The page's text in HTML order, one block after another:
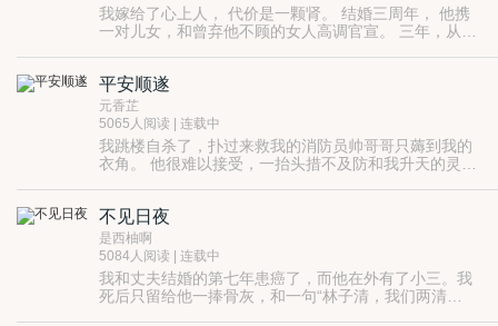
我嫁给了心上人， 代价是一颗肾。 结婚三周年， 他携
一对儿女，和曾弃他不顾的女人高调官宣。 三年，从未
平安顺遂
元香芷
5065人阅读 | 连载中
我跳楼自杀了，扑过来救我的消防员帅哥哥只薅到我的
衣角。 他很难以接受，一抬头措不及防和我升天的灵魂
不见日夜
是西柚啊
5084人阅读 | 连载中
我和丈夫结婚的第七年患癌了，而他在外有了小三。我
死后只留给他一捧骨灰，和一句“林子清，我们两清